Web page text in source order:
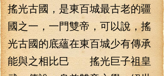
搖光古國，是東百城最古老的疆
國之一，一門雙帝，可以說，搖
光古國的底蘊在東百城少有傳承
能與之相比巳 搖光巨子祖皇